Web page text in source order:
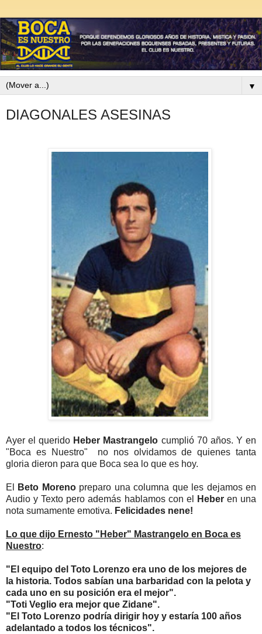
▼
DIAGONALES ASESINAS
Ayer el querido Heber Mastrangelo cumplió 70 años. Y en
"Boca es Nuestro" no nos olvidamos de quienes tanta
gloria dieron para que Boca sea lo que es hoy.
El Beto Morenopreparo una columna que les dejamos en
Audio y Texto pero además hablamos con el
Heberen una
nota sumamente emotiva. Felicidades nene!
Lo que dijo Ernesto "Heber" Mastrangelo en Boca es
Nuestro:
"El equipo del Toto Lorenzo era uno de los mejores de
la historia. Todos sabían una barbaridad con la pelota y
cada uno en su posición era el mejor".
"Toti Veglio era mejor que Zidane".
"El Toto Lorenzo podría dirigir hoy y estaría 100 años
adelantado a todos los técnicos".